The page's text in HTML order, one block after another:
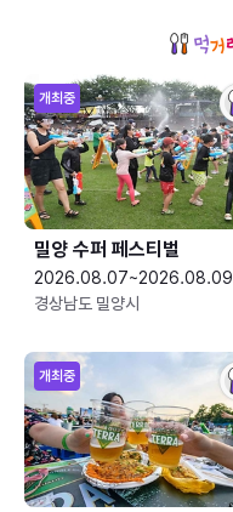
개최중
밀양 수퍼 페스티벌
2026.08.07~2026.08.09
경상남도 밀양시
개최중